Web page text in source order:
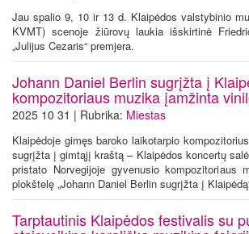
Jau spalio 9, 10 ir 13 d. Klaipėdos valstybinio
KVMT) scenoje žiūrovų laukia išskirtinė
„Julijus Cezaris“ premjera.
Johann Daniel Berlin sugrįžta į
kompozitoriaus muzika įamžinta
2025 10 31 | Rubrika: Miestas
Klaipėdoje gimęs baroko laikotarpio
sugrįžta į gimtąjį kraštą – Klaipėdos koncertų
pristato Norvegijoje gyvenusio kompozitoriaus
plokštelę „Johann Daniel Berlin sugrįžta į
Tarptautinis Klaipėdos festivalis su